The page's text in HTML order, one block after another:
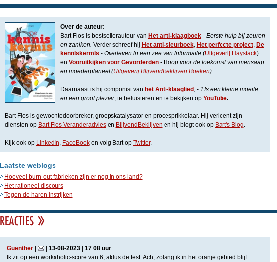
Over de auteur:
Bart Flos is bestsellerauteur van Het anti-klaagboek- Eerste hulp bij zeuren
en zaniken. Verder schreef hij Het anti-sleurboek, Het perfecte project, De
kenniskermis - Overleven in een zee van informatie(Uitgeverij Haystack)
en Vooruitkijken voor Gevorderden- Hoop voor de toekomst van mensaap
en moederplaneet (Uitgeverij BlijvendBeklijven Boeken).
Daarnaast is hij componist van het Anti-klaaglied , - 't Is een kleine moeite
en een groot plezier, te beluisteren en te bekijken op YouTube.
Bart Flos is gewoontedoorbreker, groepskatalysator en procesprikkelaar. Hij verleent zijn
diensten op Bart Flos Veranderadviesen BlijvendBeklijven en hij blogt ook op Bart's Blog.
Kijk ook op LinkedIn, FaceBooken volg Bart op Twitter.
Laatste weblogs
Hoeveel burn-out fabrieken zijn er nog in ons land?
Het rationeel discours
Tegen de haren instrijken
Guenther| | 13-08-2023| 17:08 uur
Ik zit op een workaholic-score van 6, aldus de test. Ach, zolang ik in het oranje gebied blijf